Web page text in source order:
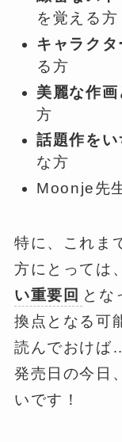
を覚える方
キャラク
る方
美麗な作
方
話題作をい
な方
Moonje先
特に、これま
方にとっては、
い重要回 とな
換点となる可
読んでおけば
発売日の今日
いです！